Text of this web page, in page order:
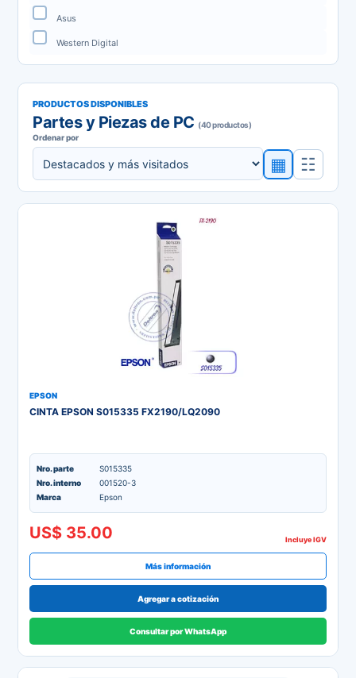
Asus
Western Digital
PRODUCTOS DISPONIBLES
Partes y Piezas de PC (40 productos)
Ordenar por
▦ ☷
EPSON
CINTA EPSON S015335 FX2190/LQ2090
Nro. parte
S015335
Nro. interno
001520-3
Marca
Epson
US$ 35.00 Incluye IGV
Más información
Agregar a cotización
Consultar por WhatsApp